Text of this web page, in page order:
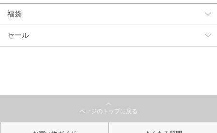
福袋
セール
ページのトップに戻る